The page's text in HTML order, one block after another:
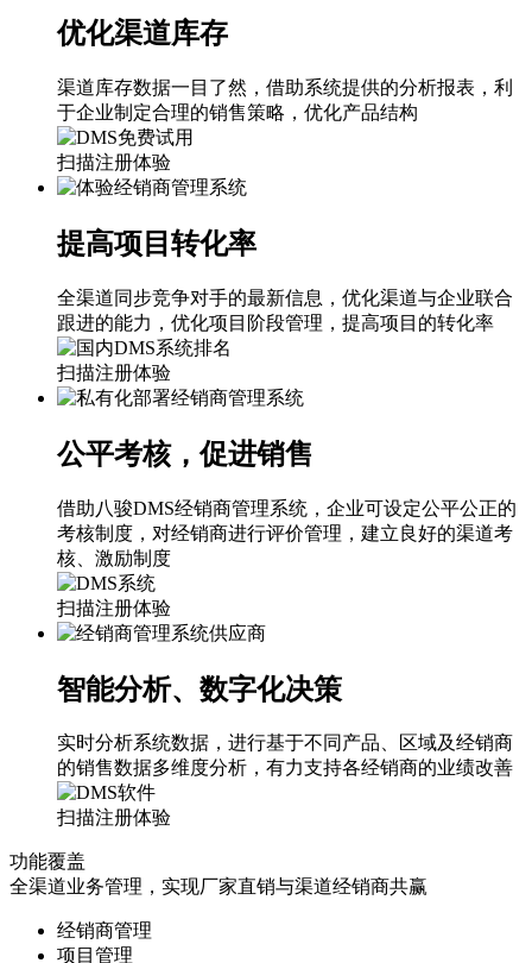
优化渠道库存
渠道库存数据一目了然，借助系统提供的分析报表，利
于企业制定合理的销售策略，优化产品结构
扫描注册体验
提高项目转化率
全渠道同步竞争对手的最新信息，优化渠道与企业联合
跟进的能力，优化项目阶段管理，提高项目的转化率
扫描注册体验
公平考核，促进销售
借助八骏DMS经销商管理系统，企业可设定公平公正的
考核制度，对经销商进行评价管理，建立良好的渠道考
核、激励制度
扫描注册体验
智能分析、数字化决策
实时分析系统数据，进行基于不同产品、区域及经销商
的销售数据多维度分析，有力支持各经销商的业绩改善
扫描注册体验
功能覆盖
全渠道业务管理，实现厂家直销与渠道经销商共赢
经销商管理
项目管理